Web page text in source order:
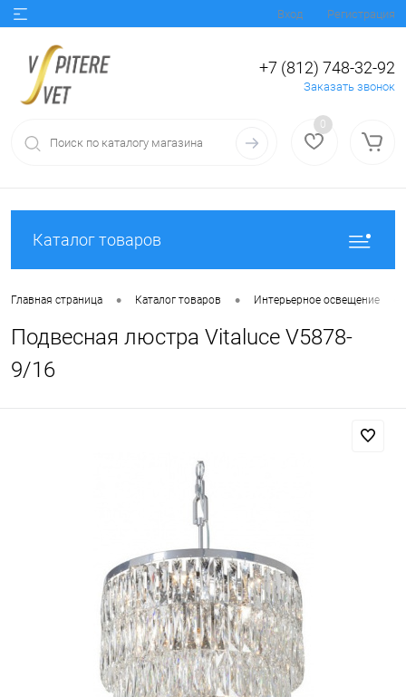
Вход Регистрация
+7 (812) 748-32-92
Заказать звонок
0
Каталог товаров
Главная страница • Каталог товаров • Интерьерное освещение
Подвесная люстра Vitaluce V5878-
9/16